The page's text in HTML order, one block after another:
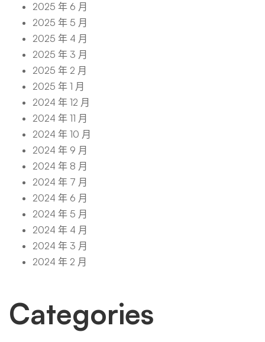
2025 年 6 月
2025 年 5 月
2025 年 4 月
2025 年 3 月
2025 年 2 月
2025 年 1 月
2024 年 12 月
2024 年 11 月
2024 年 10 月
2024 年 9 月
2024 年 8 月
2024 年 7 月
2024 年 6 月
2024 年 5 月
2024 年 4 月
2024 年 3 月
2024 年 2 月
Categories